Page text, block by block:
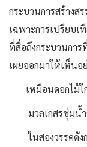
กระบวนการสร้างส
เฉพาะการเปรียบ
ที่สื่อถึงกระบวนกา
เผยออกมาให้เห็นอ
เหมือนดอกไม้ใก
มวลเกสรชุ่มน้ำ
ในสองวรรคดังก